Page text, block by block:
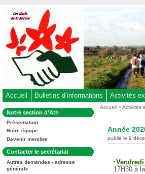
au
contenu
-
Aller
au
menu
-
à
la
recherche
Accueil Bulletins d’informations Activités
Dans
la
rubrique
:
Notre section d’Ath
Présentation
Notre équipe
Devenir membre
Dans
la
rubrique
:
Contacter le secrétariat
Autres demandes - adresse
générale
Vous
Accueil >Activités
Année
publié le 9
17H30 à